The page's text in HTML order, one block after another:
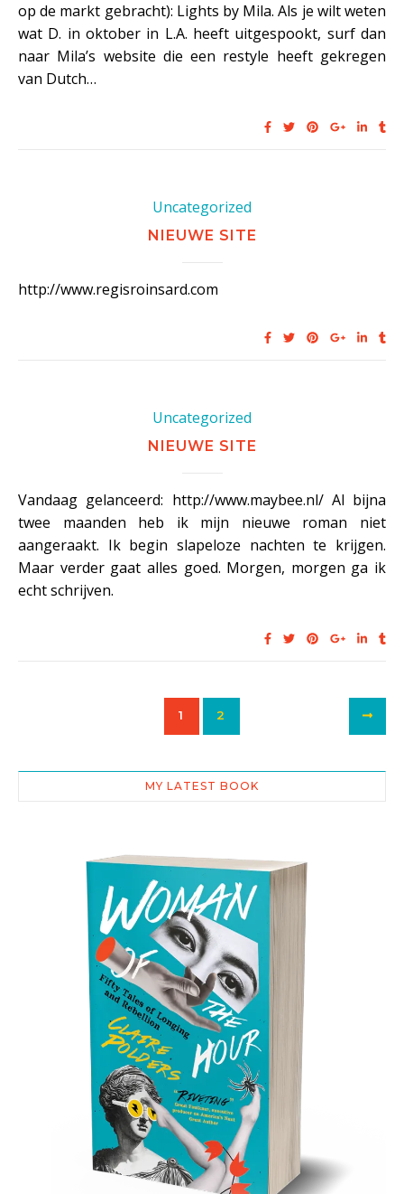
op de markt gebracht): Lights by Mila. Als je wilt weten
wat D. in oktober in L.A. heeft uitgespookt, surf dan
naar Mila’s website die een restyle heeft gekregen
van Dutch…
Uncategorized
NIEUWE SITE
http://www.regisroinsard.com
Uncategorized
NIEUWE SITE
Vandaag gelanceerd: http://www.maybee.nl/ Al bijna
twee maanden heb ik mijn nieuwe roman niet
aangeraakt. Ik begin slapeloze nachten te krijgen.
Maar verder gaat alles goed. Morgen, morgen ga ik
echt schrijven.
1 2
MY LATEST BOOK